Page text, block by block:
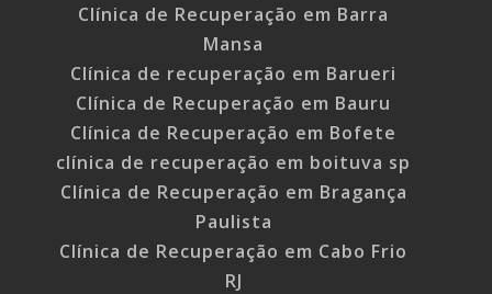
Clínica de Recuperação em Barra
Mansa
Clínica de recuperação em Barueri
Clínica de Recuperação em Bauru
Clínica de Recuperação em Bofete
clínica de recuperação em boituva sp
Clínica de Recuperação em Bragança
Paulista
Clínica de Recuperação em Cabo Frio
RJ